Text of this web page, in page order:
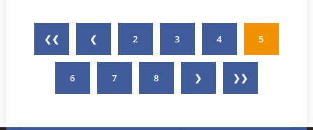
❮❮ ❮ 2 3 4 5
6 7 8 ❯ ❯❯